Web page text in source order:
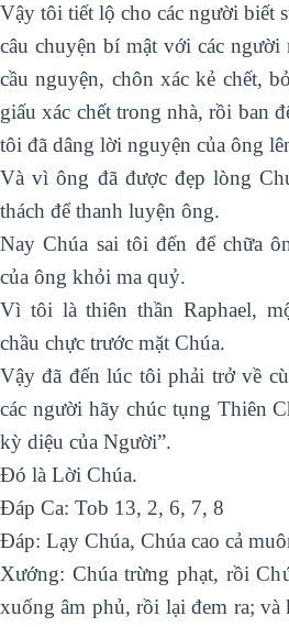
Vậy tôi tiết lộ cho các người biết
câu chuyện bí mật với các
cầu nguyện, chôn xác kẻ chết,
giấu xác chết trong nhà, rồi ban
tôi đã dâng lời nguyện của ông
Và vì ông đã được đẹp lòng
thách để thanh luyện ông.
Nay Chúa sai tôi đến để chữa
của ông khỏi ma quỷ.
Vì tôi là thiên thần Raphael,
chầu chực trước mặt Chúa.
Vậy đã đến lúc tôi phải trở về
các người hãy chúc tụng Thiên
kỳ diệu của Người”.
Ðó là Lời Chúa.
Ðáp Ca: Tob 13, 2, 6, 7, 8
Ðáp: Lạy Chúa, Chúa cao cả
Xướng: Chúa trừng phạt, rồi
xuống âm phủ, rồi lại đem ra;